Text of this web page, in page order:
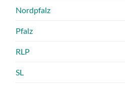
Nordpfalz
Pfalz
RLP
SL